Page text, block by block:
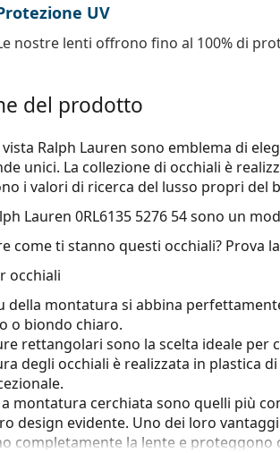
UV
nostre lenti offrono fino al 100% di
del prodotto
Ralph Lauren sono emblema di
unici. La collezione di occhiali è
i valori di ricerca del lusso propri del
Lauren 0RL6135 5276 54sono un
come ti stanno questi occhiali? Prova
occhiali
della montatura si abbina
o biondo chiaro.
rettangolari sono la scelta ideale per
degli occhiali è realizzata in plastica
a montatura cerchiata sono quelli più
design evidente. Uno dei loro
completamente la lente e